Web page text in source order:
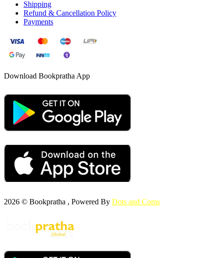
Shipping
Refund & Cancellation Policy
Payments
Download Bookpratha App
2026 © Bookpratha , Powered By Dots and Coms